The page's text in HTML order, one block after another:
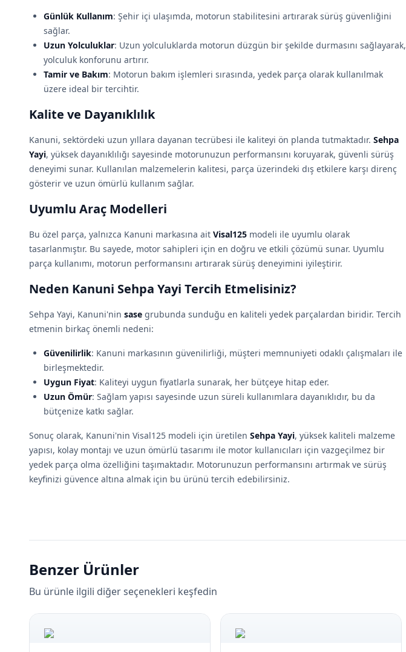
Günlük Kullanım: Şehir içi ulaşımda, motorun stabilitesini artırarak sürüş güvenliğini
sağlar.
Uzun Yolculuklar: Uzun yolculuklarda motorun düzgün bir şekilde durmasını sağlayarak,
yolculuk konforunu artırır.
Tamir ve Bakım: Motorun bakım işlemleri sırasında, yedek parça olarak kullanılmak
üzere ideal bir tercihtir.
Kalite ve Dayanıklılık
Kanuni, sektördeki uzun yıllara dayanan tecrübesi ile kaliteyi ön planda tutmaktadır. Sehpa
Yayi, yüksek dayanıklılığı sayesinde motorunuzun performansını koruyarak, güvenli sürüş
deneyimi sunar. Kullanılan malzemelerin kalitesi, parça üzerindeki dış etkilere karşı direnç
gösterir ve uzun ömürlü kullanım sağlar.
Uyumlu Araç Modelleri
Bu özel parça, yalnızca Kanuni markasına ait Visal125 modeli ile uyumlu olarak
tasarlanmıştır. Bu sayede, motor sahipleri için en doğru ve etkili çözümü sunar. Uyumlu
parça kullanımı, motorun performansını artırarak sürüş deneyimini iyileştirir.
Neden Kanuni Sehpa Yayi Tercih Etmelisiniz?
Sehpa Yayi, Kanuni'nin sase grubunda sunduğu en kaliteli yedek parçalardan biridir. Tercih
etmenin birkaç önemli nedeni:
Güvenilirlik: Kanuni markasının güvenilirliği, müşteri memnuniyeti odaklı çalışmaları ile
birleşmektedir.
Uygun Fiyat: Kaliteyi uygun fiyatlarla sunarak, her bütçeye hitap eder.
Uzun Ömür: Sağlam yapısı sayesinde uzun süreli kullanımlara dayanıklıdır, bu da
bütçenize katkı sağlar.
Sonuç olarak, Kanuni'nin Visal125 modeli için üretilen Sehpa Yayi, yüksek kaliteli malzeme
yapısı, kolay montajı ve uzun ömürlü tasarımı ile motor kullanıcıları için vazgeçilmez bir
yedek parça olma özelliğini taşımaktadır. Motorunuzun performansını artırmak ve sürüş
keyfinizi güvence altına almak için bu ürünü tercih edebilirsiniz.
Benzer Ürünler
Bu ürünle ilgili diğer seçenekleri keşfedin